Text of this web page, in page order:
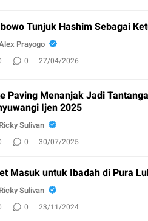
Tunjuk Hashim Sebagai
Prayogo
0 27/04/2026
Paving Menanjak Jadi
Ijen 2025
Ricky Sulivan
0 30/07/2025
Masuk untuk Ibadah di Pura
Ricky Sulivan
0 23/11/2024